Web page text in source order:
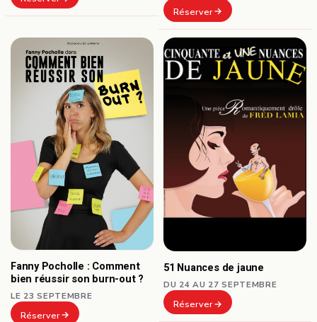
Réserver
Fanny Pocholle : Comment
bien réussir son burn-out ?
LE 23 SEPTEMBRE
Réserver
51 Nuances de jaune
DU 24 AU 27 SEPTEMBRE
Réserver